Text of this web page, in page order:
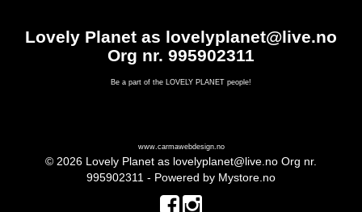
Lovely Planet as lovelyplanet@live.no
Org nr. 995902311
Be a part of the LOVELY PLANET people!
www.carmawebdesign.no
© 2026 Lovely Planet as lovelyplanet@live.no Org nr.
995902311 - Powered by Mystore.no